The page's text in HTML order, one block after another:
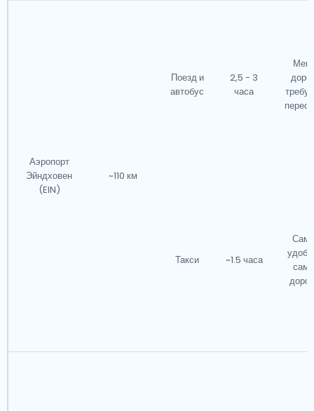
Аэропорт
Эйндховен
(EIN)
~110 км
Поезд и
автобус
2,5 - 3
часа
Такси ~1.5 часа